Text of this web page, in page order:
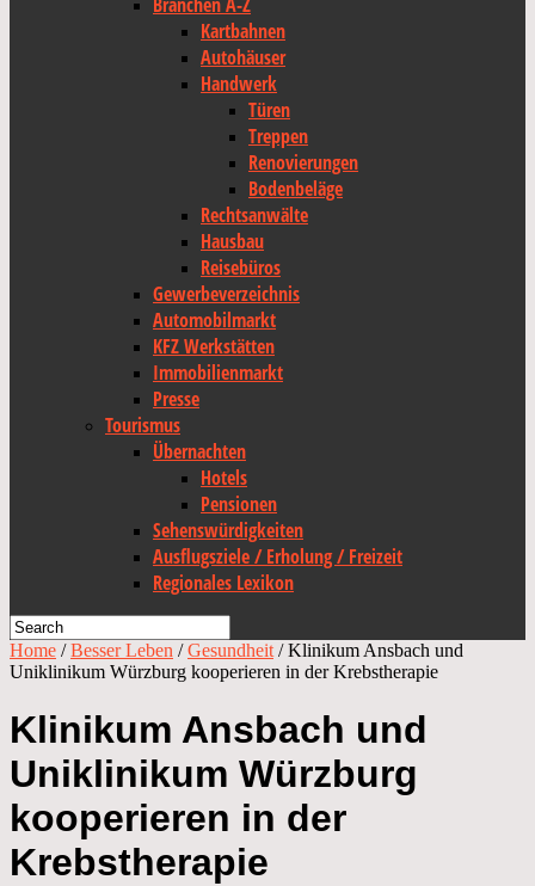
Kartbahnen
Autohäuser
Handwerk
Türen
Treppen
Renovierungen
Bodenbeläge
Rechtsanwälte
Hausbau
Reisebüros
Gewerbeverzeichnis
Automobilmarkt
KFZ Werkstätten
Immobilienmarkt
Presse
Tourismus
Übernachten
Hotels
Pensionen
Sehenswürdigkeiten
Ausflugsziele / Erholung / Freizeit
Regionales Lexikon
Home /Besser Leben /Gesundheit /Klinikum Ansbach und
Uniklinikum Würzburg kooperieren in der Krebstherapie
Klinikum Ansbach und
Uniklinikum Würzburg
kooperieren in der
Krebstherapie